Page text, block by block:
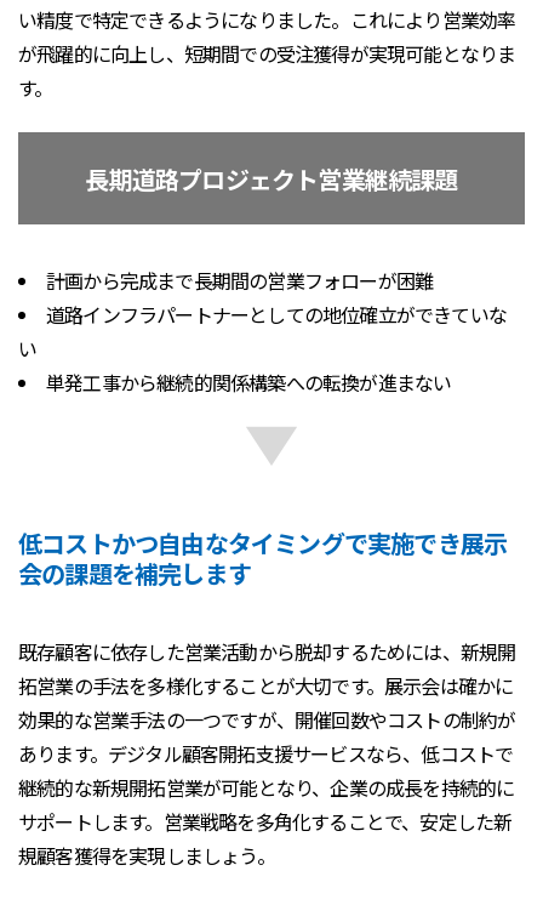
い精度で特定できるようになりました。これにより営業効率
が飛躍的に向上し、短期間での受注獲得が実現可能となりま
す。
長期道路プロジェクト営業継続課題
計画から完成まで長期間の営業フォローが困難
道路インフラパートナーとしての地位確立ができていな
い
単発工事から継続的関係構築への転換が進まない
低コストかつ自由なタイミングで実施でき展示
会の課題を補完します
既存顧客に依存した営業活動から脱却するためには、新規開
拓営業の手法を多様化することが大切です。展示会は確かに
効果的な営業手法の一つですが、開催回数やコストの制約が
あります。デジタル顧客開拓支援サービスなら、低コストで
継続的な新規開拓営業が可能となり、企業の成長を持続的に
サポートします。営業戦略を多角化することで、安定した新
規顧客獲得を実現しましょう。